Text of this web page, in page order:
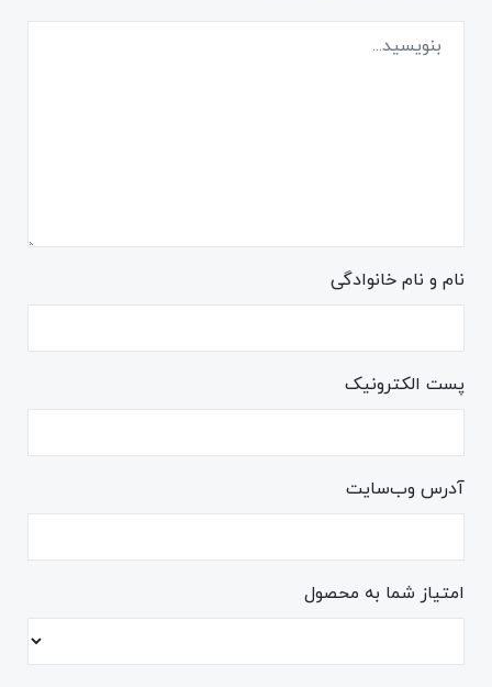
نام و نام خانوادگی
پست الکترونیک
آدرس وب‌سایت
امتیاز شما به محصول